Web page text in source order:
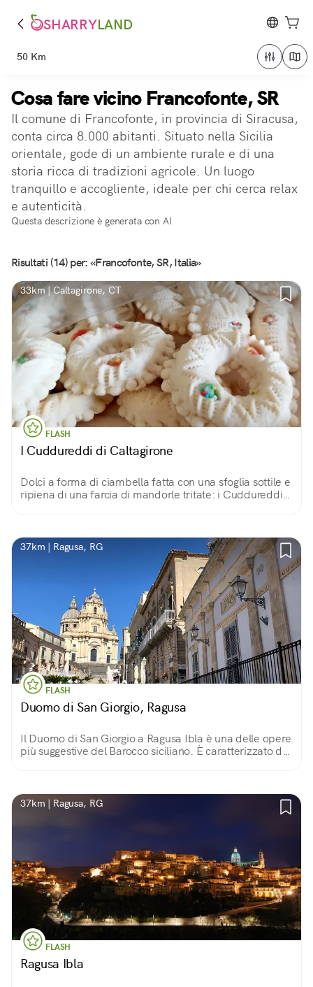
SHARRYLAND
50 Km
Cosa fare vicino Francofonte, SR
Il comune di Francofonte, in provincia di Siracusa,
conta circa 8.000 abitanti. Situato nella Sicilia
orientale, gode di un ambiente rurale e di una
storia ricca di tradizioni agricole. Un luogo
tranquillo e accogliente, ideale per chi cerca relax
e autenticità.
Questa descrizione è generata con AI
Risultati (14) per: «Francofonte, SR, Italia»
33km | Caltagirone, CT
FLASH
I Cuddureddi di Caltagirone
Dolci a forma di ciambella fatta con una sfoglia sottile e
ripiena di una farcia di mandorle tritate: i Cuddureddi
37km | Ragusa, RG
FLASH
Duomo di San Giorgio, Ragusa
Il Duomo di San Giorgio a Ragusa Ibla è una delle opere
più suggestive del Barocco siciliano. È caratterizzato da
37km | Ragusa, RG
FLASH
Ragusa Ibla